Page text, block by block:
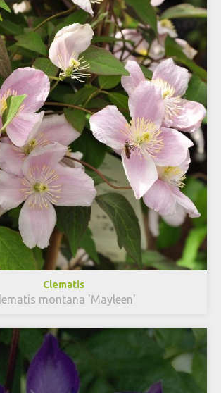
Clematis
montana 'Mayleen'